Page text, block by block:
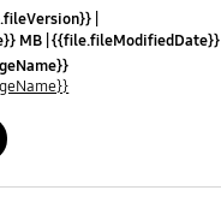
MB {{file.fileModifiedDate}}